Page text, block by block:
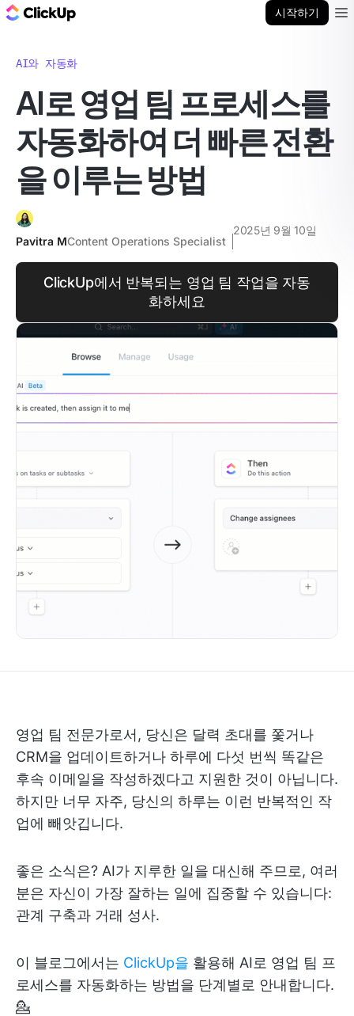
시작하기
AI와 자동화
AI로 영업 팀 프로세스를
자동화하여 더 빠른 전환
을 이루는 방법
Pavitra MContent Operations Specialist
2025년 9월 10일
ClickUp에서 반복되는 영업 팀 작업을 자동
화하세요
영업 팀 전문가로서, 당신은 달력 초대를 쫓거나
CRM을 업데이트하거나 하루에 다섯 번씩 똑같은
후속 이메일을 작성하겠다고 지원한 것이 아닙니다.
하지만 너무 자주, 당신의 하루는 이런 반복적인 작
업에 빼앗깁니다.
좋은 소식은? AI가 지루한 일을 대신해 주므로, 여러
분은 자신이 가장 잘하는 일에 집중할 수 있습니다:
관계 구축과 거래 성사.
이 블로그에서는 ClickUp을 활용해 AI로 영업 팀 프
로세스를 자동화하는 방법을 단계별로 안내합니다.
💁